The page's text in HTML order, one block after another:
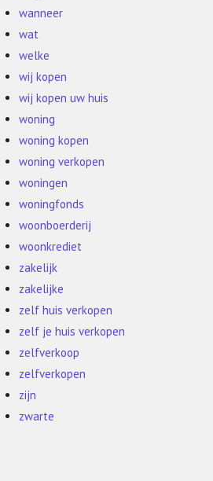
wanneer
wat
welke
wij kopen
wij kopen uw huis
woning
woning kopen
woning verkopen
woningen
woningfonds
woonboerderij
woonkrediet
zakelijk
zakelijke
zelf huis verkopen
zelf je huis verkopen
zelfverkoop
zelfverkopen
zijn
zwarte